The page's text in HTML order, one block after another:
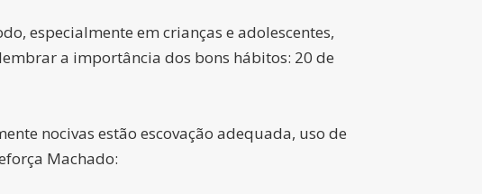
especialmente em crianças e adolescentes,
a importância dos bons hábitos: 20 de
nocivas estão escovação adequada, uso de
Machado: